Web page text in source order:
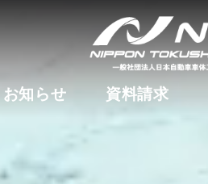
お知らせ 資料請求